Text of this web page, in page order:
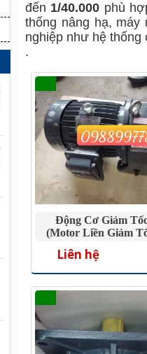
đến 1/40.000 phù
thống nâng hạ, máy
nghiệp như hệ thống
.
Động Cơ Giảm
(Motor Liền Giảm
Liên hệ